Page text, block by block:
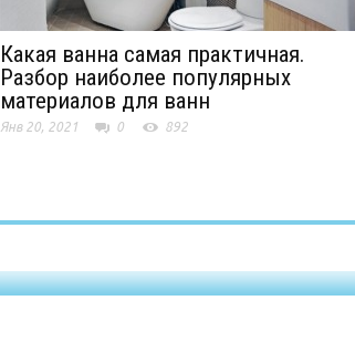
Какая ванна самая практичная.
Разбор наиболее популярных
материалов для ванн
Янв 20, 2021 0 892